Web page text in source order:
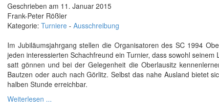
Geschrieben am 11. Januar 2015
Frank-Peter Rößler
Kategorie: Turniere - Ausschreibung
Im Jubiläumsjahrgang stellen die Organisatoren des SC 1994
jeden interessierten Schachfreund ein Turnier, dass sowohl
satt gönnen und bei der Gelegenheit die Oberlausitz
Bautzen oder auch nach Görlitz. Selbst das nahe Ausland bietet
halben Stunde erreichbar.
Weiterlesen ...